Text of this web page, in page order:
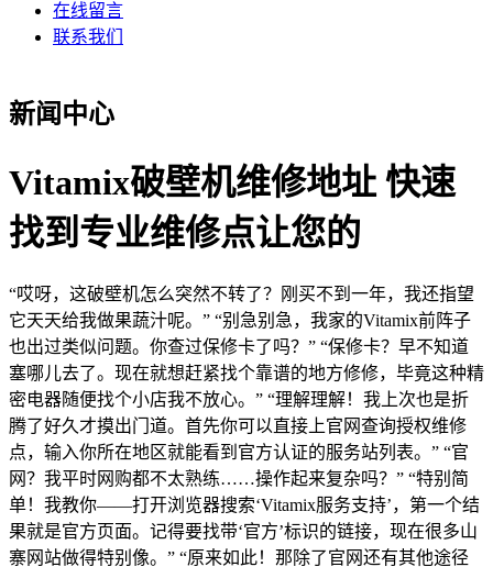
在线留言
联系我们
新闻中心
Vitamix破壁机维修地址 快速
找到专业维修点让您的
“哎呀，这破壁机怎么突然不转了？刚买不到一年，我还指望
它天天给我做果蔬汁呢。” “别急别急，我家的Vitamix前阵子
也出过类似问题。你查过保修卡了吗？” “保修卡？早不知道
塞哪儿去了。现在就想赶紧找个靠谱的地方修修，毕竟这种精
密电器随便找个小店我不放心。” “理解理解！我上次也是折
腾了好久才摸出门道。首先你可以直接上官网查询授权维修
点，输入你所在地区就能看到官方认证的服务站列表。” “官
网？我平时网购都不太熟练……操作起来复杂吗？” “特别简
单！我教你——打开浏览器搜索‘Vitamix服务支持’，第一个结
果就是官方页面。记得要找带‘官方’标识的链接，现在很多山
寨网站做得特别像。” “原来如此！那除了官网还有其他途径